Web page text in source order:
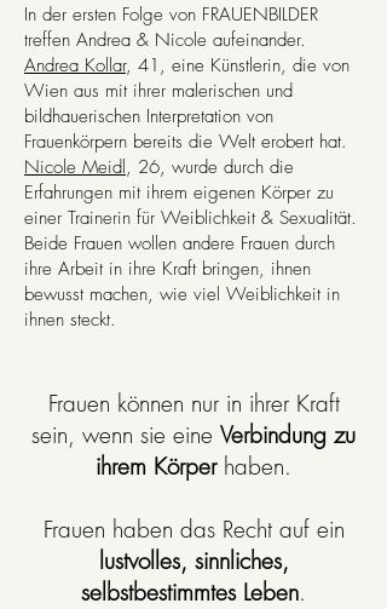
In der ersten Folge von FRAUENBILDER
treffen Andrea & Nicole aufeinander.
Andrea Kollar, 41, eine Künstlerin, die von
Wien aus mit ihrer malerischen und
bildhauerischen Interpretation von
Frauenkörpern bereits die Welt erobert hat.
Nicole Meidl, 26, wurde durch die
Erfahrungen mit ihrem eigenen Körper zu
einer Trainerin für Weiblichkeit & Sexualität.
Beide Frauen wollen andere Frauen durch
ihre Arbeit in ihre Kraft bringen, ihnen
bewusst machen, wie viel Weiblichkeit in
ihnen steckt.
Frauen können nur in ihrer Kraft
sein, wenn sie eine Verbindung zu
ihrem Körperhaben.
Frauen haben das Recht auf ein
lustvolles, sinnliches,
selbstbestimmtes Leben.